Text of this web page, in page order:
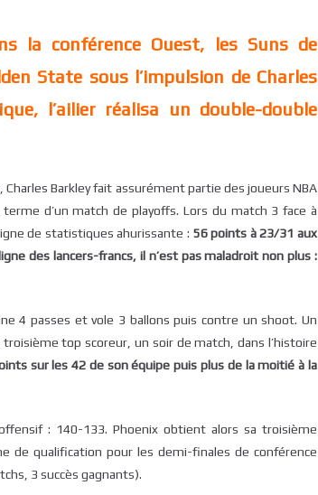
la conférence Ouest, les Suns de
State sous l’impulsion de Charles
l’ailier réalisa un double-double
Charles Barkley fait assurément partie des joueurs NBA
d’un match de playoffs. Lors du match 3 face à
de statistiques ahurissante : 56 points à 23/31 aux
des lancers-francs, il n’est pas maladroit non plus :
4 passes et vole 3 ballons puis contre un shoot. Un
top scoreur, un soir de match, dans l’histoire
sur les 42 de son équipe puis plus de la moitié à la
: 140-133. Phoenix obtient alors sa troisième
de qualification pour les demi-finales de conférence
3 succès gagnants).